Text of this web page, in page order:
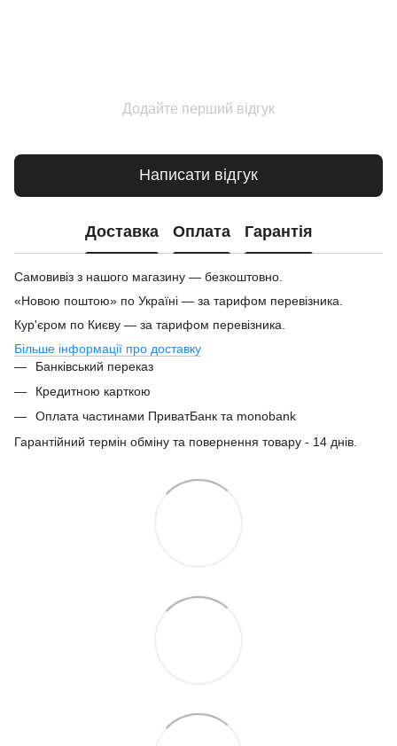
Додайте перший відгук
Написати відгук
Доставка Оплата Гарантія
Самовивіз з нашого магазину — безкоштовно.
«Новою поштою» по Україні — за тарифом перевізника.
Кур'єром по Києву — за тарифом перевізника.
Більше інформації про доставку
Банківський переказ
Кредитною карткою
Оплата частинами ПриватБанк та monobank
Гарантійний термін обміну та повернення товару - 14 днів.